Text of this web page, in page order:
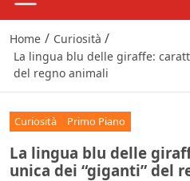
Home / Curiosità /
La lingua blu delle giraffe:
del regno animali
Curiosità Primo Piano
La lingua blu delle
unica dei “giganti” del